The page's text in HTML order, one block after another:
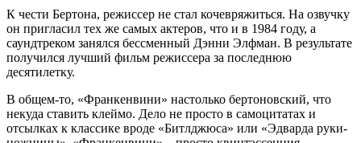
К чести Бертона, режиссер не стал кочевряжиться. На озвучку
он пригласил тех же самых актеров, что и в 1984 году, а
саундтреком занялся бессменный Дэнни Элфман. В результате
получился лучший фильм режиссера за последнюю
десятилетку.
В общем-то, «Франкенвини» настолько бертоновский, что
некуда ставить клеймо. Дело не просто в самоцитатах и
отсылках к классике вроде «Битлджюса» или «Эдварда руки-